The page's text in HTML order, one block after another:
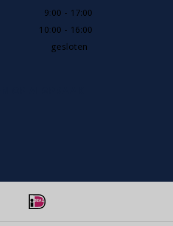
9:00 - 17:00
10:00 - 16:00
gesloten